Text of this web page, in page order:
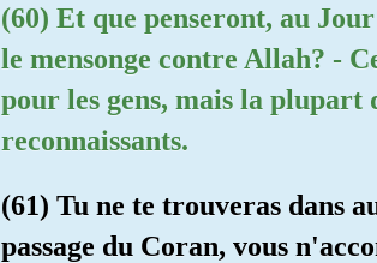
(60) Et que penseront, au
le mensonge contre Allah? -
pour les gens, mais la plupart
reconnaissants.
(61) Tu ne te trouveras dans
passage du Coran, vous